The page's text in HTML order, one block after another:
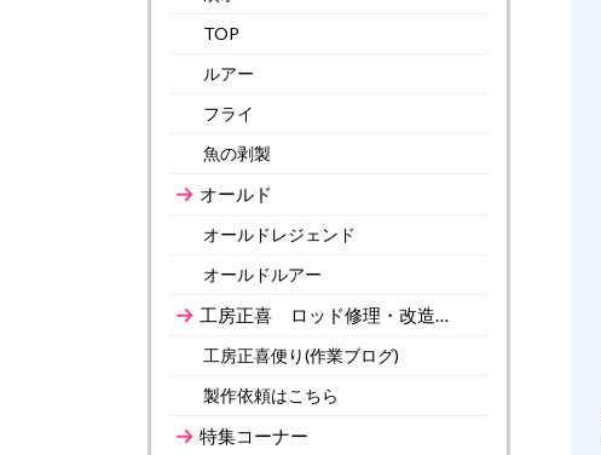
TOP
ルアー
フライ
魚の剥製
オールド
オールドレジェンド
オールドルアー
工房正喜 ロッド修理・改造…
工房正喜便り(作業ブログ)
製作依頼はこちら
特集コーナー